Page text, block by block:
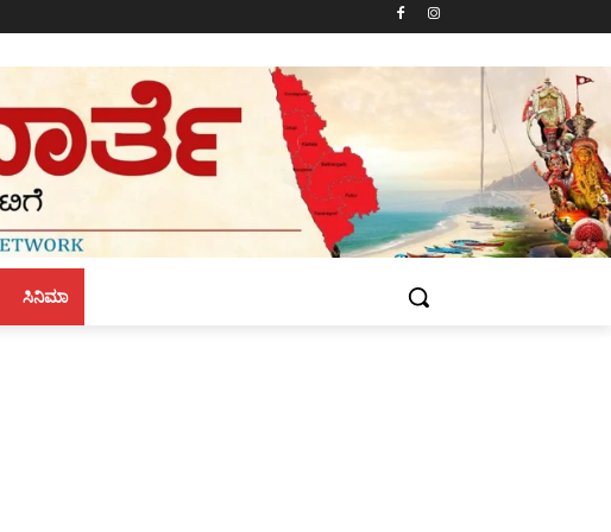
ಸಿನಿಮಾ